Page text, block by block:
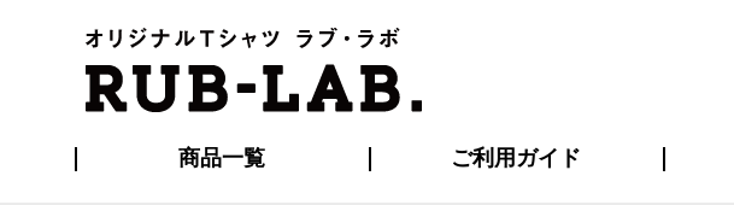
商品一覧 ご利用ガイド